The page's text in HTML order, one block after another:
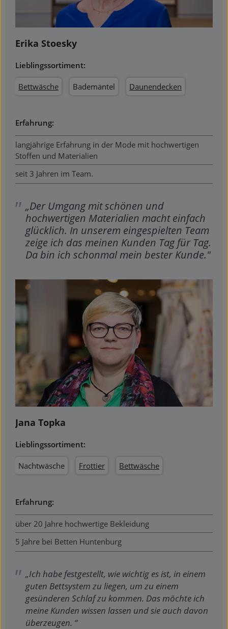
Erika Stoesky
Lieblingssortiment:
Bettwäsche Bademäntel Daunendecken
Erfahrung:
langjährige Erfahrung in der Mode mit hochwertigen
Stoffen und Materialien
seit 3 Jahren im Team.
„Der Umgang mit schönen und
hochwertigen Materialien macht einfach
glücklich. In unserem eingespielten Team
zeige ich das meinen Kunden Tag für Tag.
Da bin ich schonmal mein bester Kunde."
Jana Topka
Lieblingssortiment:
Nachtwäsche Frottier Bettwäsche
Erfahrung:
über 20 Jahre hochwertige Bekleidung
5 Jahre bei Betten Huntenburg
„Ich habe festgestellt, wie wichtig es ist, in einem
guten Bettsystem zu liegen, um zu einem
gesünderen Schlaf zu kommen. Das möchte ich
meine Kunden wissen lassen und sie auch davon
überzeugen. “